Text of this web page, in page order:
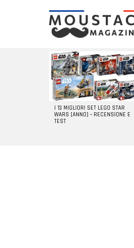
LATEST
STORIES
I 13 MIGLIORI SET LEGO STAR
WARS [ANNO] – RECENSIONE E
TEST